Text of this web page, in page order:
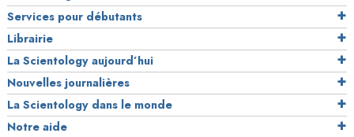
Services pour débutants
Librairie
La Scientology aujourd’hui
Nouvelles journalières
La Scientology dans le monde
Notre aide